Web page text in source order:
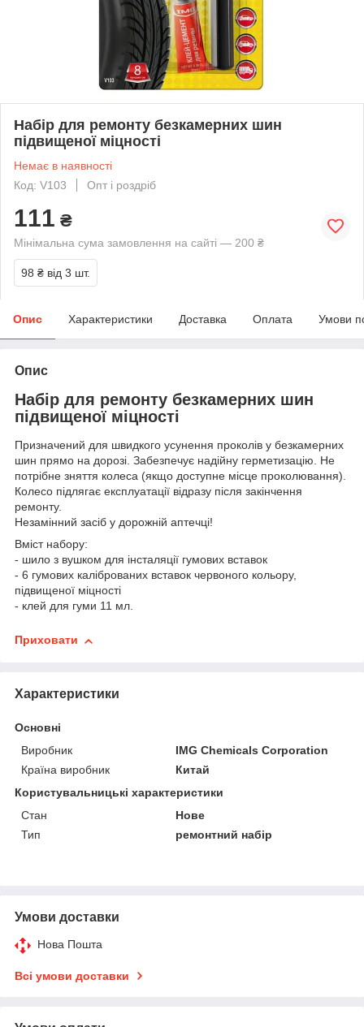
Набір для ремонту безкамерних шин
підвищеної міцності
Немає в наявності
Код: V103
Опт і роздріб
111 ₴
Мінімальна сума замовлення на сайті — 200 ₴
98 ₴ від 3 шт.
Опис Характеристики Доставка Оплата Умови
Опис
Набір для ремонту безкамерних шин
підвищеної міцності
Призначений для швидкого усунення проколів у безкамерних
шин прямо на дорозі. Забезпечує надійну герметизацію. Не
потрібне зняття колеса (якщо доступне місце проколювання).
Колесо підлягає експлуатації відразу після закінчення
ремонту.
Незамінний засіб у дорожній аптечці!
Вміст набору:
- шило з вушком для інсталяції гумових вставок
- 6 гумових каліброваних вставок червоного кольору,
підвищеної міцності
- клей для гуми 11 мл.
Приховати
Характеристики
Основні
Виробник
IMG Chemicals Corporation
Країна виробник
Китай
Користувальницькі характеристики
Стан
Нове
Тип
ремонтний набір
Умови доставки
Нова Пошта
Всі умови доставки